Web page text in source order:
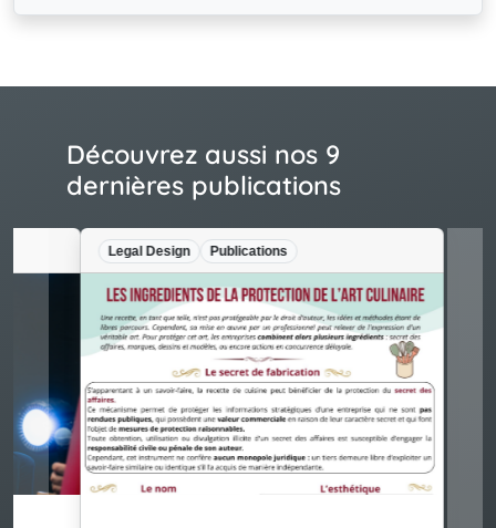
Découvrez aussi nos 9
dernières publications
Legal Design Publications